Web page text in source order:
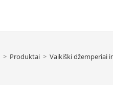
> Produktai > Vaikiški džemperiai